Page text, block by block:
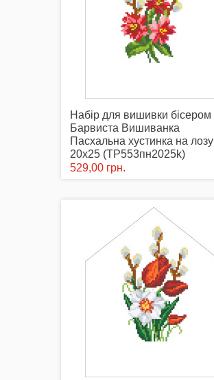
Набір для вишивки бісером
Барвиста Вишиванка
Пасхальна хустинка на лозу
20х25 (ТР553пн2025k)
529,00 грн.